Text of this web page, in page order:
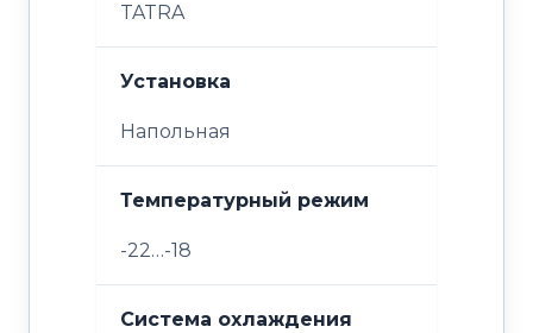
TATRA
Установка
Напольная
Температурный режим
-22…-18
Система охлаждения